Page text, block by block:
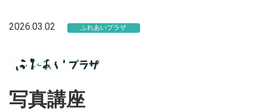
2026.03.02 ふれあいプラザ
写真講座